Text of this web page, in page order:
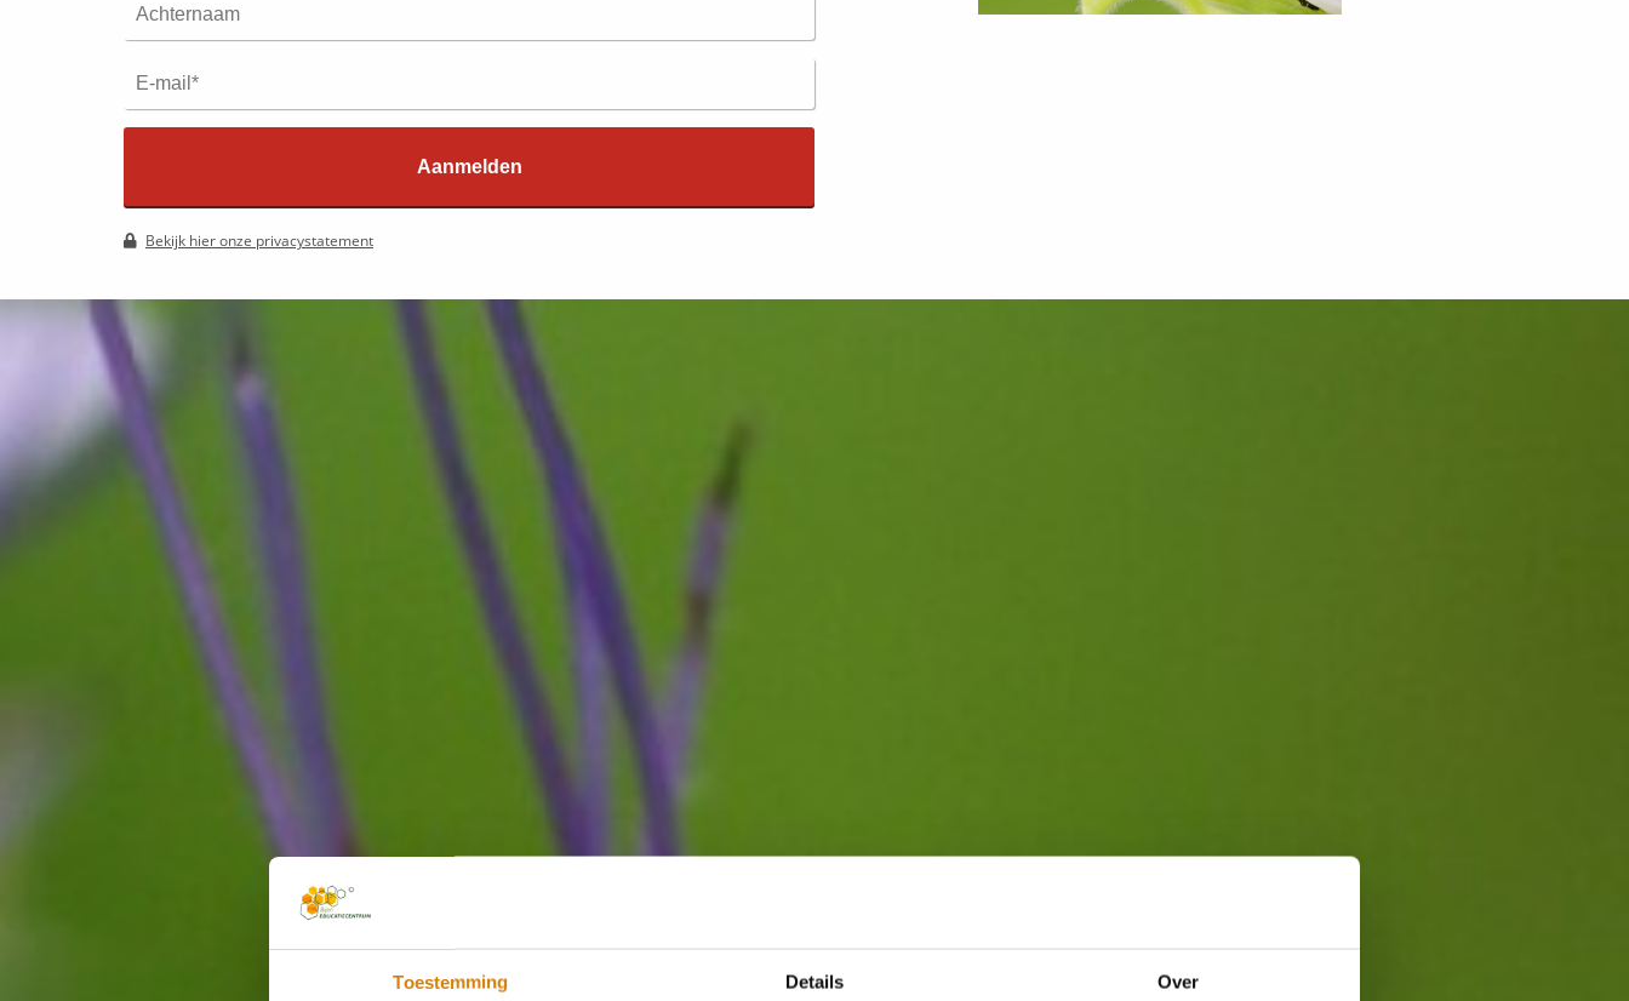
Toestemming Details Over
Aanmelden
Bekijk hier onze privacystatement